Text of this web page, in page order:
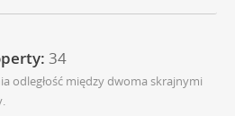
34
odległość między dwoma skrajnymi